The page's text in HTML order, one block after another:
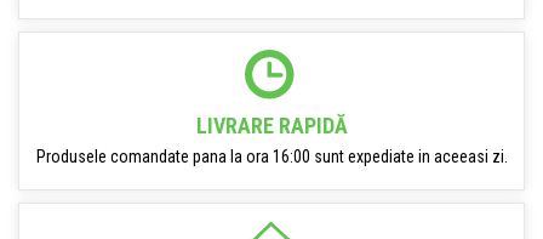
LIVRARE RAPIDĂ
Produsele comandate pana la ora 16:00 sunt expediate in aceeasi zi.